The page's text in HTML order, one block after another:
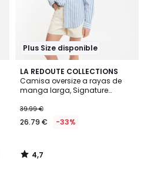
Plus Size disponible
LA REDOUTE COLLECTIONS
Camisa oversize a rayas de
manga larga, Signature
39.99 €
26.79 € -33%
4,7
/ 5
4,7
/